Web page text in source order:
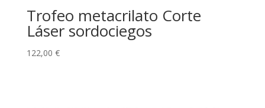
Trofeo metacrilato Corte
Láser sordociegos
122,00 €